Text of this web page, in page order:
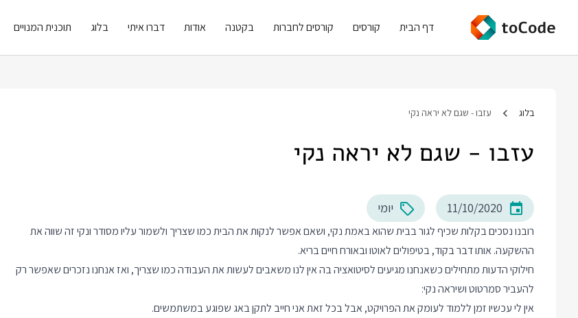
דף הבית קורסים קורסים לחברות בקטנה אודות דברו איתי בלוג תוכנית המנויים
בלוג עזבו - שגם לא יראה נקי
עזבו - שגם לא יראה נקי
11/10/2020 יומי
רובנו נסכים בקלות שכיף לגור בבית שהוא באמת נקי, ושאם אפשר לנקות את הבית כמו שצריך ולשמור עליו מסודר ונקי זה שווה את
ההשקעה. אותו דבר בקוד, בטיפולים לאוטו ובאורח חיים בריא.
חילוקי הדעות מתחילים כשאנחנו מגיעים לסיטואציה בה אין לנו משאבים לעשות את העבודה כמו שצריך, ואז אנחנו נזכרים שאפשר רק
להעביר סמרטוט ושיראה נקי:
אין לי עכשיו זמן ללמוד לעומק את הפרויקט, אבל בכל זאת אני חייב לתקן באג שפוגע במשתמשים.